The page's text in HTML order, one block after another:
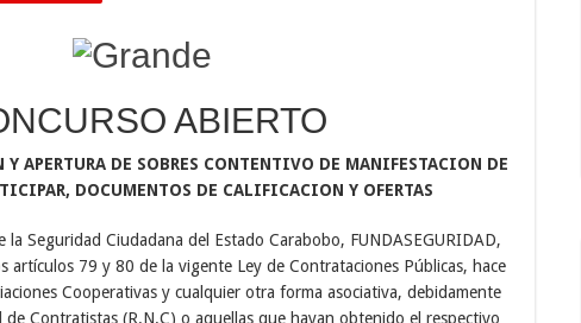
ABIERTO
APERTURA DE SOBRES CONTENTIVO DE MANIFESTACION DE
DOCUMENTOS DE CALIFICACION Y OFERTAS
la Seguridad Ciudadana del Estado Carabobo, FUNDASEGURIDAD,
artículos 79 y 80 de la vigente Ley de Contrataciones Públicas, hace
Cooperativas y cualquier otra forma asociativa, debidamente
de Contratistas (R.N.C) o aquellas que hayan obtenido el respectivo